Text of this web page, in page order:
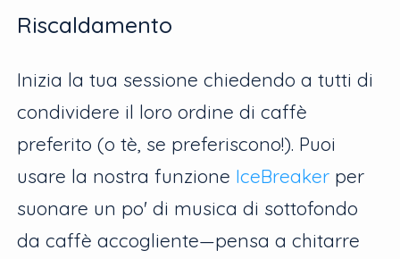
Riscaldamento
Inizia la tua sessione chiedendo a tutti di
condividere il loro ordine di caffè
preferito (o tè, se preferiscono!). Puoi
usare la nostra funzione IceBreaker per
suonare un po' di musica di sottofondo
da caffè accogliente—pensa a chitarre